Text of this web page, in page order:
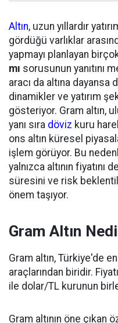
Altın, uzun yıllardır
gördüğü varlıklar
yapmayı planlayan
mı sorusunun yanıtını
aracı da altına dayansa
dinamikler ve yatırım
gösteriyor. Gram altın,
yanı sıra döviz kuru
ons altın küresel
işlem görüyor. Bu
yalnızca altının fiyatını
süresini ve risk
önem taşıyor.
Gram Altın
Gram altın, Türkiye'de en
araçlarından biridir.
ile dolar/TL kurunun
Gram altının öne çıkan